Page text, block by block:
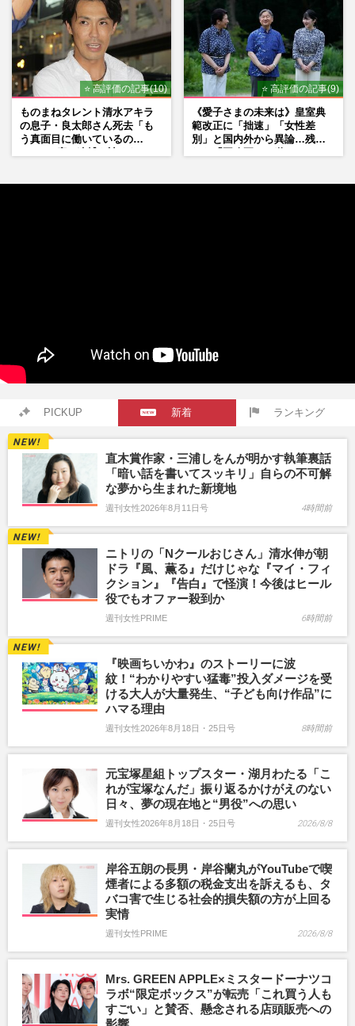
⭐ 高評価の記事(10)
ものまねタレント清水アキラ
の息子・良太郎さん死去「も
う真面目に働いているの
⭐ 高評価の記事(9)
《愛子さまの未来は》皇室典
範改正に「拙速」「女性差
別」と国内外から異論…残さ
PICKUP 新着 ランキング
直木賞作家・三浦しをんが明かす執筆裏話
「暗い話を書いてスッキリ」自らの不可解
な夢から生まれた新境地
週刊女性2026年8月11日号 4時間前
ニトリの「Nクールおじさん」清水伸が朝
ドラ『風、薫る』だけじゃな『マイ・フィ
クション』『告白』で怪演！今後はヒール
役でもオファー殺到か
週刊女性PRIME 6時間前
『映画ちいかわ』のストーリーに波
紋！“わかりやすい猛毒”投入ダメージを受
ける大人が大量発生、“子ども向け作品”に
ハマる理由
週刊女性2026年8月18日・25日号 8時間前
元宝塚星組トップスター・湖月わたる「こ
れが宝塚なんだ」振り返るかけがえのない
日々、夢の現在地と“男役”への思い
週刊女性2026年8月18日・25日号 2026/8/8
岸谷五朗の長男・岸谷蘭丸がYouTubeで喫
煙者による多額の税金支出を訴えるも、タ
バコ害で生じる社会的損失額の方が上回る
実情
週刊女性PRIME 2026/8/8
Mrs. GREEN APPLE×ミスタードーナツコ
ラボ“限定ボックス”が転売「これ買う人も
すごい」と賛否、懸念される店頭販売への